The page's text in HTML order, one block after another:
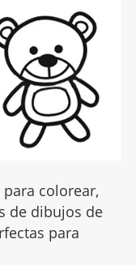
colorear,
de dibujos de
para